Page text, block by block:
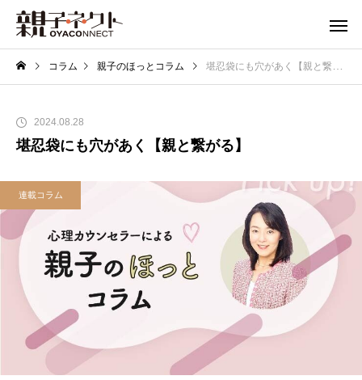
コラム 親子のほっとコラム 堪忍袋にも穴があく【親と繋がる】
2024.08.28
堪忍袋にも穴があく【親と繋がる】
連載コラム